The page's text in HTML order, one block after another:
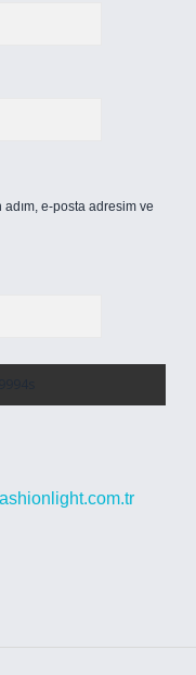
adım, e-posta adresim ve